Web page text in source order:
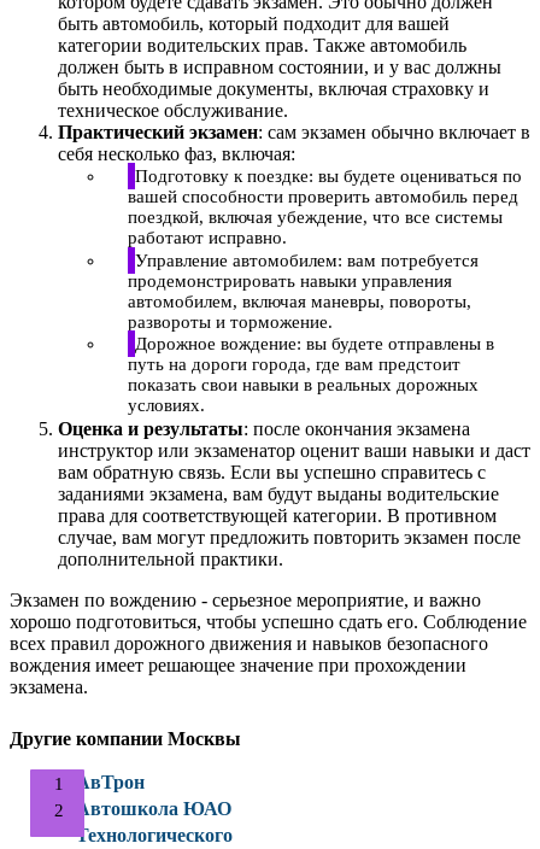
быть автомобиль, который подходит для вашей
категории водительских прав. Также автомобиль
должен быть в исправном состоянии, и у вас должны
быть необходимые документы, включая страховку и
техническое обслуживание.
Практический экзамен: сам экзамен обычно включает в
себя несколько фаз, включая:
Подготовку к поездке: вы будете оцениваться по
вашей способности проверить автомобиль перед
поездкой, включая убеждение, что все системы
работают исправно.
Управление автомобилем: вам потребуется
продемонстрировать навыки управления
автомобилем, включая маневры, повороты,
развороты и торможение.
Дорожное вождение: вы будете отправлены в
путь на дороги города, где вам предстоит
показать свои навыки в реальных дорожных
условиях.
Оценка и результаты: после окончания экзамена
инструктор или экзаменатор оценит ваши навыки и даст
вам обратную связь. Если вы успешно справитесь с
заданиями экзамена, вам будут выданы водительские
права для соответствующей категории. В противном
случае, вам могут предложить повторить экзамен после
дополнительной практики.
Экзамен по вождению - серьезное мероприятие, и важно
хорошо подготовиться, чтобы успешно сдать его. Соблюдение
всех правил дорожного движения и навыков безопасного
вождения имеет решающее значение при прохождении
экзамена.
Другие компании Москвы
АвТрон
Автошкола ЮАО
Технологического